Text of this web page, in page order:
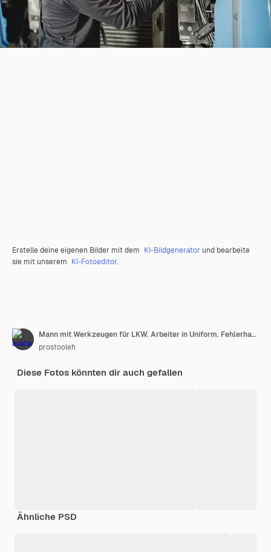
Erstelle deine eigenen Bilder mit dem KI-Bildgenerator und bearbeite
sie mit unserem KI-Fotoeditor.
Mann mit Werkzeugen für LKW. Arbeiter in Uniform. Fehlerhafter LKW
prostooleh
Diese Fotos könnten dir auch gefallen
Ähnliche PSD